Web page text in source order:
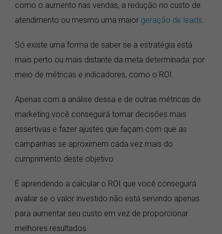
como o aumento nas vendas, a redução no custo de
atendimento ou mesmo uma maior geração de leads.
Só existe uma forma de saber se a estratégia está
mais perto ou mais distante da meta determinada: por
meio de métricas e indicadores, como o ROI.
Apenas com a análise dessa e de outras métricas de
marketing você conseguirá tomar decisões mais
assertivas e fazer ajustes que façam com que as
campanhas se aproximem cada vez mais do
cumprimento deste objetivo.
É aprendendo a calcular o ROI que você conseguirá
avaliar se o valor investido não está servindo apenas
para aumentar seu custo em vez de proporcionar
melhores resultados.